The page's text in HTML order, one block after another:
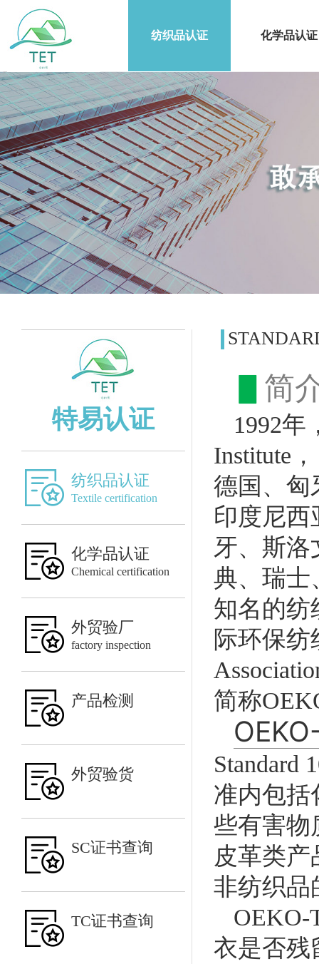
纺织品认证 化学品认证
特易认证
纺织品认证
Textile certification
化学品认证
Chemical certification
外贸验厂
factory inspection
产品检测
外贸验货
SC证书查询
TC证书查询
简
1992年
Institute
德国、匈
印度尼西
牙、斯
典、瑞士
知名的纺
际环保纺
简称
Standard
准内包括
些有害物
皮革类
非纺织品
OEKO-
衣是否残